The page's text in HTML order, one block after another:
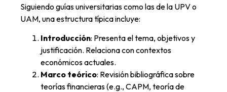
Siguiendo guías universitarias como las de la UPV o
UAM, una estructura típica incluye:
Introducción: Presenta el tema, objetivos y
justificación. Relaciona con contextos
económicos actuales.
Marco teórico: Revisión bibliográfica sobre
teorías financieras (e.g., CAPM, teoría de